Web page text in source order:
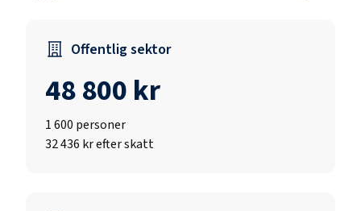
Offentlig sektor
48 800 kr
1 600 personer
32 436 kr efter skatt